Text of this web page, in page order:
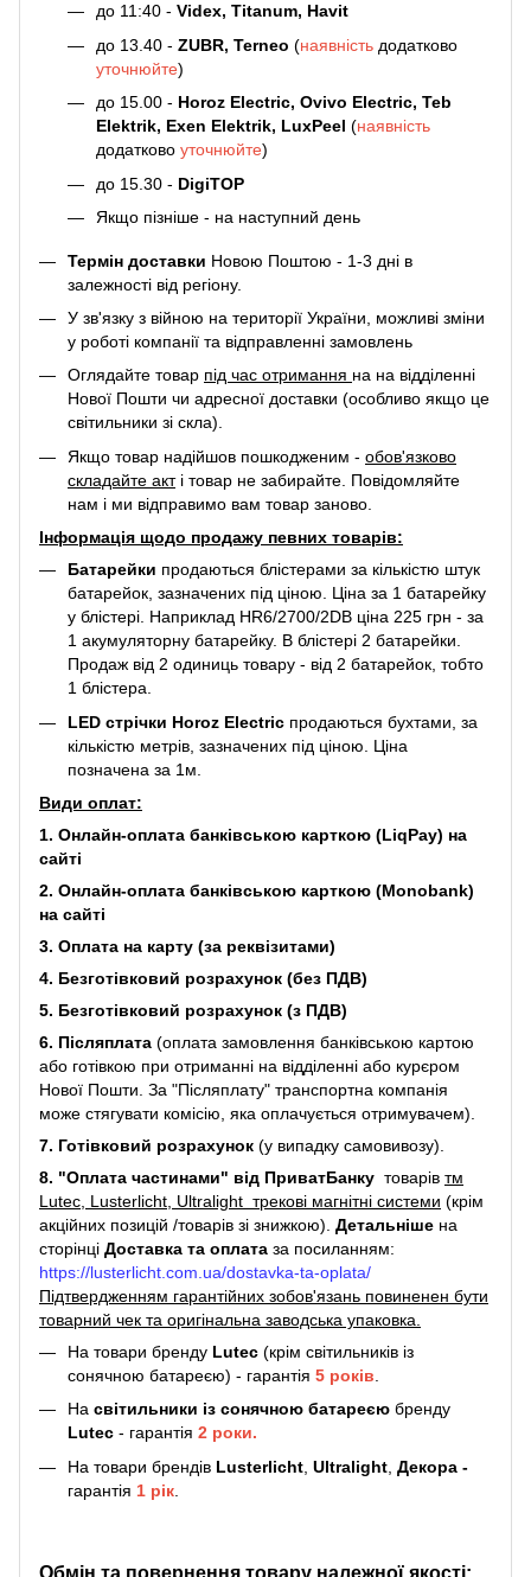
до 11:40 - Videx, Titanum, Havit
до 13.40 - ZUBR, Terneo (наявність додатково
уточнюйте)
до 15.00 - Horoz Electric, Ovivo Electric, Teb
Elektrik, Exen Elektrik, LuxPeel (наявність
додатково уточнюйте)
до 15.30 - DigiTOP
Якщо пізніше - на наступний день
Термін доставки Новою Поштою - 1-3 дні в
залежності від регіону.
У зв'язку з війною на території України, можливі зміни
у роботі компанії та відправленні замовлень
Оглядайте товар під час отримання на на відділенні
Нової Пошти чи адресної доставки (особливо якщо це
світильники зі скла).
Якщо товар надійшов пошкодженим - обов'язково
складайте акт і товар не забирайте. Повідомляйте
нам і ми відправимо вам товар заново.
Інформація щодо продажу певних товарів:
Батарейки продаються блістерами за кількістю штук
батарейок, зазначених під ціною. Ціна за 1 батарейку
у блістері. Наприклад HR6/2700/2DB ціна 225 грн - за
1 акумуляторну батарейку. В блістері 2 батарейки.
Продаж від 2 одиниць товару - від 2 батарейок, тобто
1 блістера.
LED стрічки Horoz Electric продаються бухтами, за
кількістю метрів, зазначених під ціною. Ціна
позначена за 1м.
Види оплат:
1. Онлайн-оплата банківською карткою (LiqPay) на
сайті
2. Онлайн-оплата банківською карткою (Monobank)
на сайті
3. Оплата на карту (за реквізитами)
4. Безготівковий розрахунок (без ПДВ)
5. Безготівковий розрахунок (з ПДВ)
6. Післяплата (оплата замовлення банківською картою
або готівкою при отриманні на відділенні або курєром
Нової Пошти. За "Післяплату" транспортна компанія
може стягувати комісію, яка оплачується отримувачем).
7. Готівковий розрахунок (у випадку самовивозу).
8. "Оплата частинами" від ПриватБанку товарів тм
Lutec, Lusterlicht, Ultralight трекові магнітні системи (крім
акційних позицій /товарів зі знижкою). Детальніше на
сторінці Доставка та оплата за посиланням:
https://lusterlicht.com.ua/dostavka-ta-oplata/
Підтвердженням гарантійних зобов'язань повиненен бути
товарний чек та оригінальна заводська упаковка.
На товари бренду Lutec (крім світильників із
сонячною батареєю) - гарантія 5 років
На світильники із сонячною батареєю бренду
Lutec - гарантія 2 роки.
На товари брендів Lusterlicht Ultralight Декора -
гарантія 1 рік
Обмін та повернення товару належної якості: